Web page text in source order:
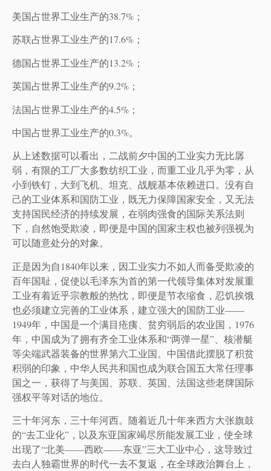
美国占世界工业生产的38.7%；
苏联占世界工业生产的17.6%；
德国占世界工业生产的13.2%；
英国占世界工业生产的9.2%；
法国占世界工业生产的4.5%；
中国占世界工业生产的0.3%。
从上述数据可以看出，二战前夕中国的工业实力无比孱
弱，有限的工厂大多数纺织工业，而重工业几乎为零，从
小到铁钉，大到飞机、坦克、战舰基本依赖进口。没有自
己的工业体系和国防工业，既无力保障国家安全，又无法
支持国民经济的持续发展，在弱肉强食的国际关系法则
下，自然饱受欺凌，即便是中国的国家主权也被列强视为
可以随意处分的对象。
正是因为自1840年以来，因工业实力不如人而备受欺凌的
百年国耻，促使以毛泽东为首的第一代领导集体对发展重
工业有着近乎宗教般的热忱，即便是节衣缩食，忍饥挨饿
也必须建立完善的工业体系，建立强大的国防工业——
1949年，中国是一个满目疮痍、贫穷弱后的农业国，1976
年，中国成为了拥有齐全工业体系和“两弹一星”、核潜艇
等尖端武器装备的世界第六工业国。中国借此摆脱了积贫
积弱的印象，中华人民共和国也成为联合国五大常任理事
国之一，获得了与美国、苏联、英国、法国这些老牌国际
强权平等对话的地位。
三十年河东，三十年河西。随着近几十年来西方大张旗鼓
的“去工业化”，以及东亚国家竭尽所能发展工业，使全球
出现了“北美——西欧——东亚”三大工业中心，这导致过
去白人独霸世界的时代一去不复返，在全球政治舞台上，